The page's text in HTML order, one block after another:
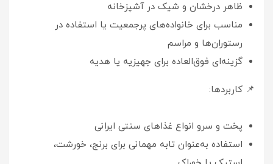
ظاهر درخشان و شیک در آشپزخانه
مناسب برای خانواده‌های پرجمعیت یا استفاده در
رستوران‌ها و مراسم
گزینه‌ای فوق‌العاده برای جهیزیه یا هدیه
📌 کاربردها:
پخت و سرو انواع غذاهای سنتی ایرانی
استفاده به‌عنوان تابه مهمانی برای برنج، خورشت،